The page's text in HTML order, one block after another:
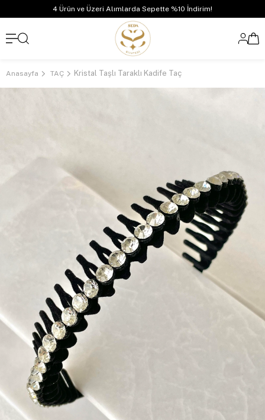
4 Ürün ve Üzeri Alımlarda Sepette %10 İndirim!
Anasayfa TAÇ Kristal Taşlı Taraklı Kadife Taç